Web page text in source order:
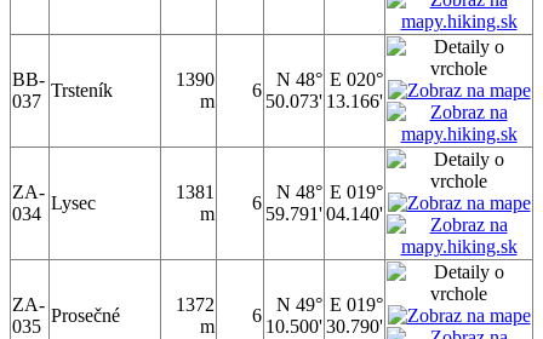
BB-
037
Trsteník
1390
m
6
N 48°
50.073'
E 020°
13.166'
ZA-
034
Lysec
1381
m
6
N 48°
59.791'
E 019°
04.140'
ZA-
035
Prosečné
1372
m
6
N 49°
10.500'
E 019°
30.790'